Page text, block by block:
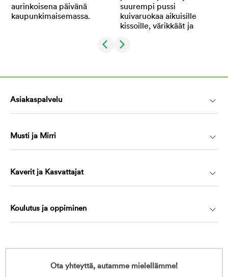
Asiakaspalvelu
Musti ja Mirri
Kaverit ja Kasvattajat
Koulutus ja oppiminen
Ota yhteyttä, autamme mielellämme!